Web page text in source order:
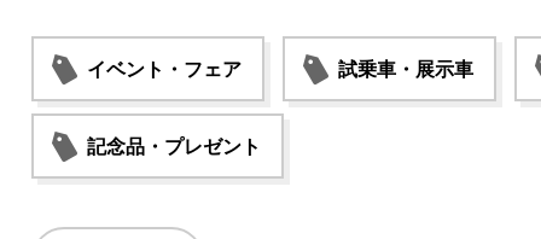
イベント・フェア 試乗車・展示車
記念品・プレゼント